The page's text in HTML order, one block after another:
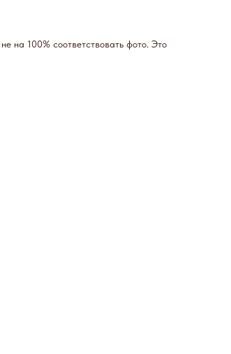
на 100% соответствовать фото. Это